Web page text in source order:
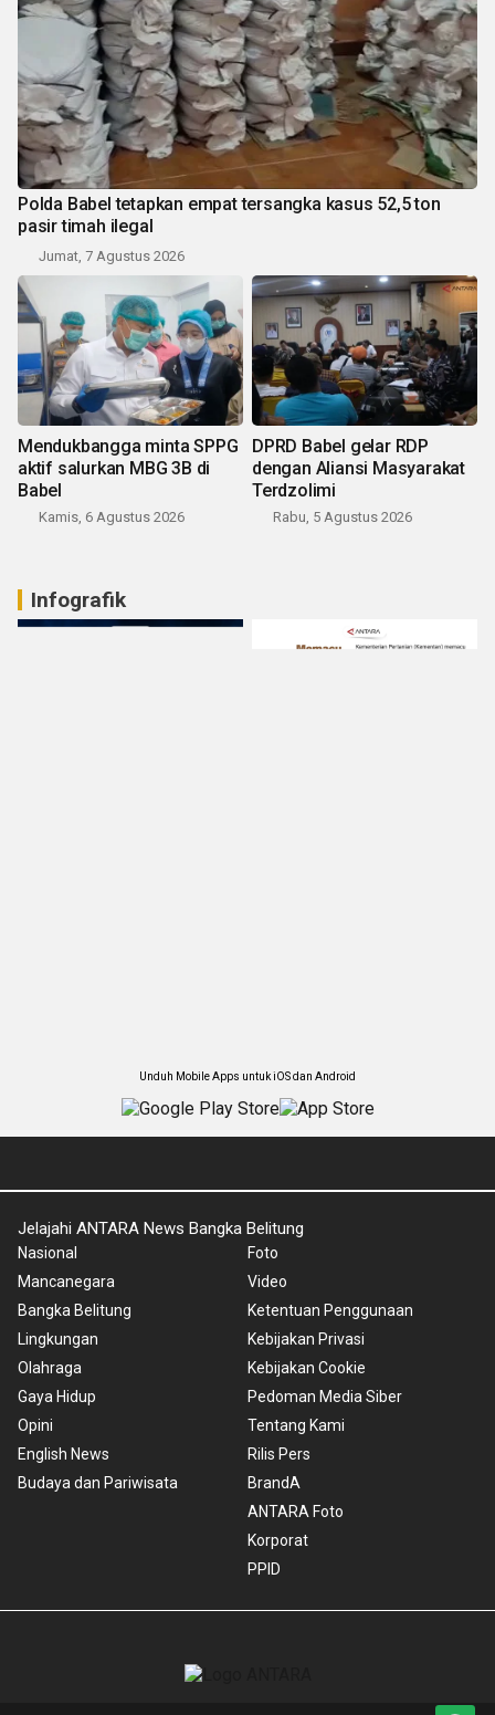
Polda Babel tetapkan empat tersangka kasus 52,5 ton
pasir timah ilegal
Jumat, 7 Agustus 2026
Mendukbangga minta SPPG
aktif salurkan MBG 3B di
Babel
Kamis, 6 Agustus 2026
DPRD Babel gelar RDP
dengan Aliansi Masyarakat
Terdzolimi
Rabu, 5 Agustus 2026
Infografik
Unduh Mobile Apps untuk iOS dan Android
Jelajahi ANTARA News Bangka Belitung
Nasional
Mancanegara
Bangka Belitung
Lingkungan
Olahraga
Gaya Hidup
Opini
English News
Budaya dan Pariwisata
Foto
Video
Ketentuan Penggunaan
Kebijakan Privasi
Kebijakan Cookie
Pedoman Media Siber
Tentang Kami
Rilis Pers
BrandA
ANTARA Foto
Korporat
PPID